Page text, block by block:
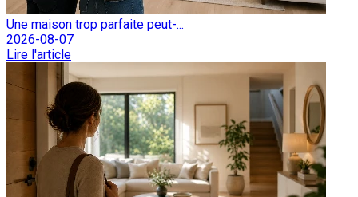
Une maison trop parfaite peut-...
2026-08-07
Lire l'article